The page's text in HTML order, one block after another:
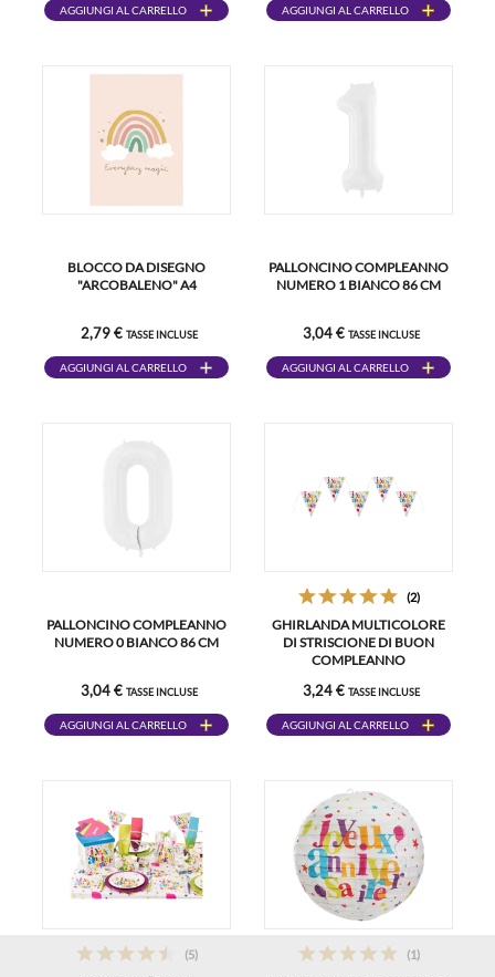
AGGIUNGI AL CARRELLO AGGIUNGI AL CARRELLO
BLOCCO DA DISEGNO
"ARCOBALENO" A4
2,79 € TASSE INCLUSE
AGGIUNGI AL CARRELLO
PALLONCINO COMPLEANNO
NUMERO 1 BIANCO 86 CM
3,04 € TASSE INCLUSE
AGGIUNGI AL CARRELLO
PALLONCINO COMPLEANNO
NUMERO 0 BIANCO 86 CM
3,04 € TASSE INCLUSE
AGGIUNGI AL CARRELLO
(2)
GHIRLANDA MULTICOLORE
DI STRISCIONE DI BUON
COMPLEANNO
3,24 € TASSE INCLUSE
AGGIUNGI AL CARRELLO
(5) (1)